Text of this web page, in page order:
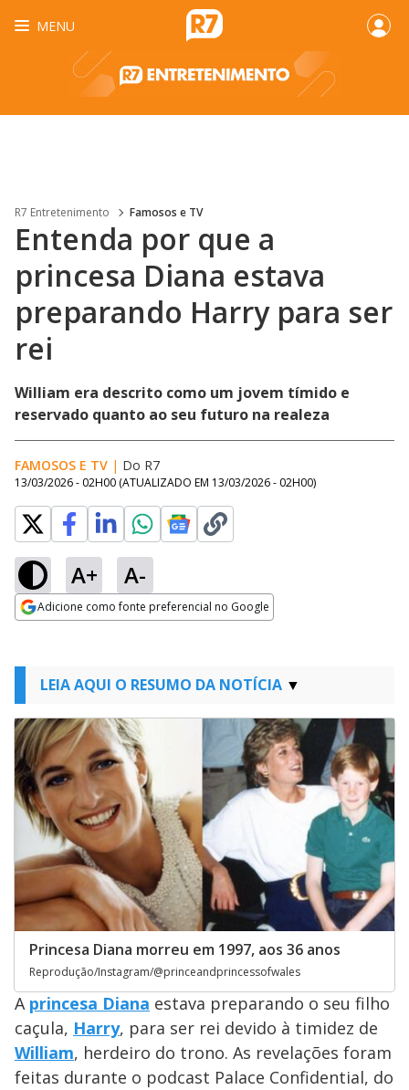
MENU
R7 Entretenimento Famosos e TV
Entenda por que a
princesa Diana estava
preparando Harry para ser
rei
William era descrito como um jovem tímido e
reservado quanto ao seu futuro na realeza
FAMOSOS E TV | Do R7
13/03/2026 - 02H00 (ATUALIZADO EM 13/03/2026 - 02H00)
A+ A-
Adicione como fonte preferencial no Google
LEIA AQUI O RESUMO DA NOTÍCIA
Princesa Diana morreu em 1997, aos 36 anos
Reprodução/Instagram/@princeandprincessofwales
A princesa Diana estava preparando o seu filho
caçula, Harry, para ser rei devido à timidez de
William, herdeiro do trono. As revelações foram
feitas durante o podcast Palace Confidential, do